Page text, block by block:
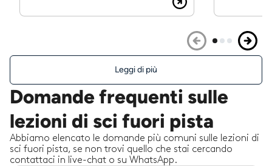
Leggi di più
Domande frequenti sulle
lezioni di sci fuori pista
Abbiamo elencato le domande più comuni sulle lezioni di
sci fuori pista, se non trovi quello che stai cercando
contattaci in live-chat o su WhatsApp.